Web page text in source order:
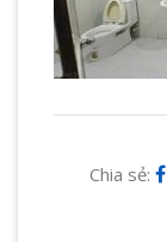
Chia sẻ: